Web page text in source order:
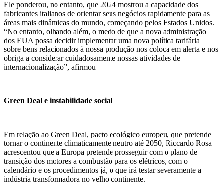
Ele ponderou, no entanto, que 2024 mostrou a capacidade dos
fabricantes italianos de orientar seus negócios rapidamente para as
áreas mais dinâmicas do mundo, começando pelos Estados Unidos.
“No entanto, olhando além, o medo de que a nova administração
dos EUA possa decidir implementar uma nova política tarifária
sobre bens relacionados à nossa produção nos coloca em alerta e nos
obriga a considerar cuidadosamente nossas atividades de
internacionalização”, afirmou
Green Deal e instabilidade social
Em relação ao Green Deal, pacto ecológico europeu, que pretende
tornar o continente climaticamente neutro até 2050, Riccardo Rosa
acrescentou que a Europa pretende prosseguir com o plano de
transição dos motores a combustão para os elétricos, com o
calendário e os procedimentos já, o que irá testar severamente a
indústria transformadora no velho continente.